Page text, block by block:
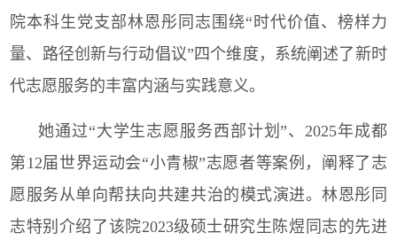
院本科生党支部林恩彤同志围绕“时代价值、榜样力
量、路径创新与行动倡议”四个维度，系统阐述了新时
代志愿服务的丰富内涵与实践意义。
她通过“大学生志愿服务西部计划”、 2025年成都
第12届世界运动会“小青椒”志愿者等案例，阐释了志
愿服务从单向帮扶向共建共治的模式演进。林恩彤同
志特别介绍了该院2023级硕士研究生陈煜同志的先进